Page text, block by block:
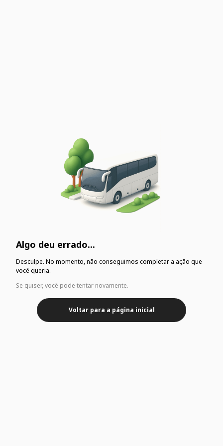
Algo deu errado...
Desculpe. No momento, não conseguimos completar a ação que
você queria.
Se quiser, você pode tentar novamente.
Voltar para a página inicial